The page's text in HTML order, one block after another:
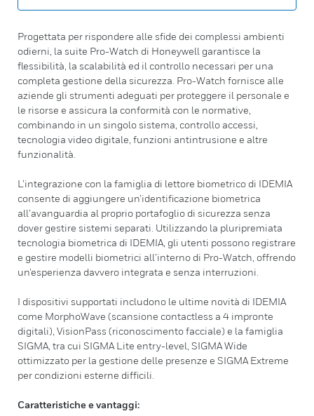
Progettata per rispondere alle sfide dei complessi ambienti
odierni, la suite Pro-Watch di Honeywell garantisce la
flessibilità, la scalabilità ed il controllo necessari per una
completa gestione della sicurezza. Pro-Watch fornisce alle
aziende gli strumenti adeguati per proteggere il personale e
le risorse e assicura la conformità con le normative,
combinando in un singolo sistema, controllo accessi,
tecnologia video digitale, funzioni antintrusione e altre
funzionalità.
L’integrazione con la famiglia di lettore biometrico di IDEMIA
consente di aggiungere un’identificazione biometrica
all’avanguardia al proprio portafoglio di sicurezza senza
dover gestire sistemi separati. Utilizzando la pluripremiata
tecnologia biometrica di IDEMIA, gli utenti possono registrare
e gestire modelli biometrici all’interno di Pro-Watch, offrendo
un’esperienza davvero integrata e senza interruzioni.
I dispositivi supportati includono le ultime novità di IDEMIA
come MorphoWave (scansione contactless a 4 impronte
digitali), VisionPass (riconoscimento facciale) e la famiglia
SIGMA, tra cui SIGMA Lite entry-level, SIGMA Wide
ottimizzato per la gestione delle presenze e SIGMA Extreme
per condizioni esterne difficili.
Caratteristiche e vantaggi: